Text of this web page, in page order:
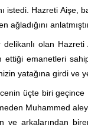
istedi. Hazreti Aişe,
olan
emanetleri
yatağına girdi ve
üçte biri geçince
Muhammed
ve arkalarından